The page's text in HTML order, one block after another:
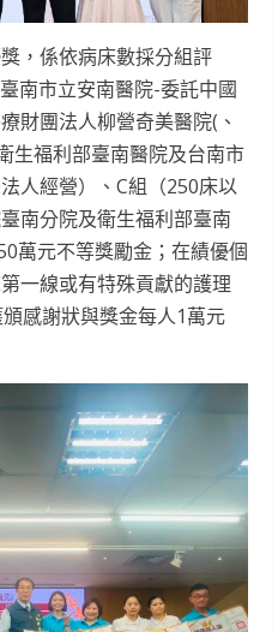
，係依病床數採分組評
南市立安南醫院-委託中國
財團法人柳營奇美醫院(、
生福利部臺南醫院及台南市
人經營）、C組（250床以
南分院及衛生福利部臺南
萬元不等獎勵金；在績優個
一線或有特殊貢獻的護理
感謝狀與獎金每人1萬元